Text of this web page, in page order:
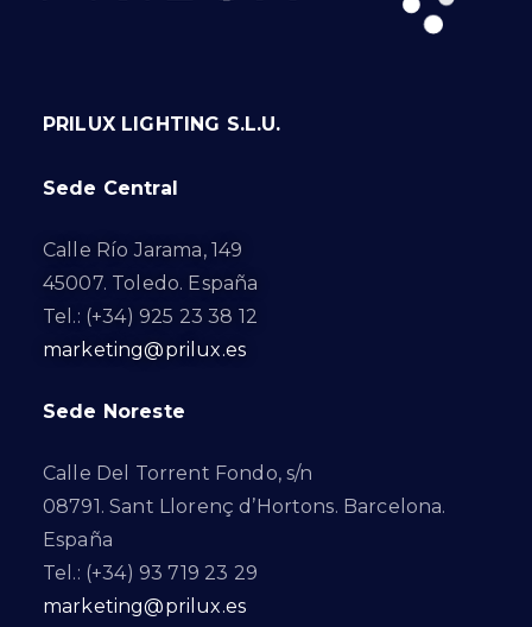
PRILUX LIGHTING S.L.U.
Sede Central
Calle Río Jarama, 149
45007. Toledo. España
Tel.: (+34) 925 23 38 12
marketing@prilux.es
Sede Noreste
Calle Del Torrent Fondo, s/n
08791. Sant Llorenç d’Hortons. Barcelona.
España
Tel.: (+34) 93 719 23 29
marketing@prilux.es